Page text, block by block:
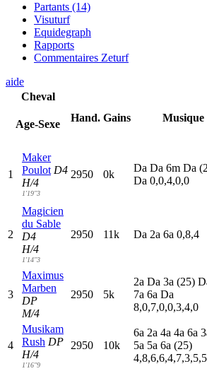
Partants (14)
Visuturf
Equidegraph
Rapports
Commentaires Zeturf
aide
Cheval
Age-Sexe
Hand. Gains Musique
1
Maker
Poulot D4
H/4
1'19"3
2950 0k
Da Da 6m Da
Da 0,0,4,0,0
2
Magicien
du Sable
D4
H/4
1'14"3
2950 11k Da 2a 6a 0,8,4
3
Maximus
Marben
DP
M/4
2950 5k
2a Da 3a (25) D
7a 6a Da
8,0,7,0,0,3,4,0
4
Musikam
Rush DP
H/4
1'16"9
2950 10k
6a 2a 4a 4a 6a 3
5a 5a 6a (25)